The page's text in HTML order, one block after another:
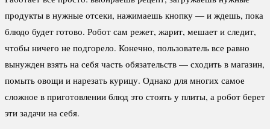
продукты в нужные отсеки, нажимаешь кнопку — и ждешь, пока
блюдо будет готово. Робот сам режет, жарит, мешает и следит,
чтобы ничего не подгорело. Конечно, пользователь все равно
вынужден взять на себя часть обязательств — сходить в магазин,
помыть овощи и нарезать курицу. Однако для многих самое
сложное в приготовлении блюд это стоять у плиты, а робот берет
эти задачи на себя.